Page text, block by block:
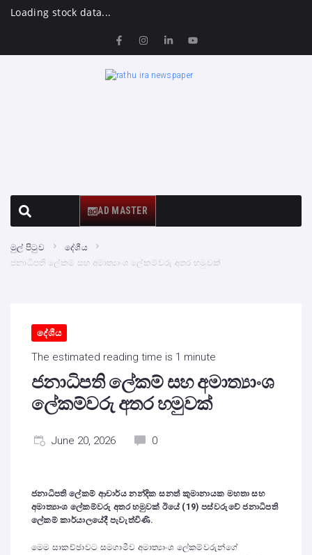
Loading stock data...
AD MASTER
මුල් පිටුව
දේශීය
ජනාධිපති ලේකම් සහ අමාත්‍යාංශ ලේකම්වරු අතර හමුවක්
දේශීය
The estimated reading time is 1 minute
ජනාධිපති ලේකම් සහ අමාත්‍යාංශ
ලේකම්වරු අතර හමුවක්
June 20, 2026 0
ජනාධිපති ලේකම් ආචාර්ය නන්දික සනත් කුමානායක මහතා සහ
අමාත්‍යාංශ ලේකම්වරු අතර හමුවක් ඊයේ (19) පස්වරුවේ ජනාධිපති
ලේකම් කාර්යාලයේදී පැවැත්විණි.
මෙම සාකච්ඡාවට සමගාමීව අමාත්‍යාංශ ලේකම්වරුන්ගේ